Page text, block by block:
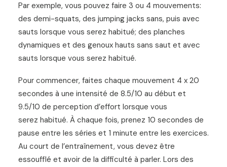
Par exemple, vous pouvez faire 3 ou 4 mouvements:
des demi-squats, des jumping jacks sans, puis avec
sauts lorsque vous serez habitué; des planches
dynamiques et des genoux hauts sans saut et avec
sauts lorsque vous serez habitué.
Pour commencer, faites chaque mouvement 4 x 20
secondes à une intensité de 8.5/10 au début et
9.5/10 de perception d’effort lorsque vous
serez habitué. À chaque fois, prenez 10 secondes de
pause entre les séries et 1 minute entre les exercices.
Au court de l’entraînement, vous devez être
essoufflé et avoir de la difficulté à parler. Lors des